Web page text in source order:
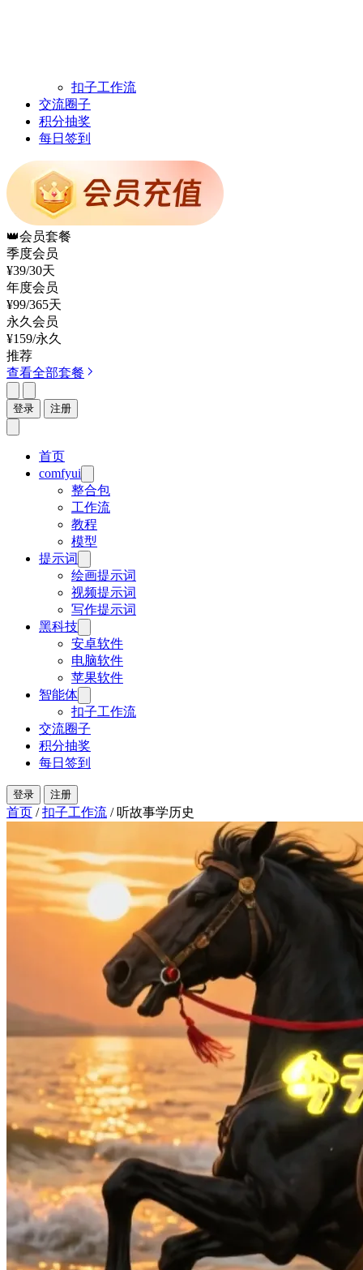
扣子工作流
交流圈子
积分抽奖
每日签到
👑会员套餐
季度会员
¥39/30天
年度会员
¥99/365天
永久会员
¥159/永久
推荐
查看全部套餐
登录 注册
首页
comfyui
整合包
工作流
教程
模型
提示词
绘画提示词
视频提示词
写作提示词
黑科技
安卓软件
电脑软件
苹果软件
智能体
扣子工作流
交流圈子
积分抽奖
每日签到
登录 注册
首页 / 扣子工作流 / 听故事学历史